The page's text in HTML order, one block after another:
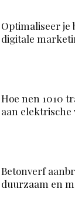
Optimaliseer je
digitale
Hoe nen 1010
aan elektrische
Betonverf
duurzaam en